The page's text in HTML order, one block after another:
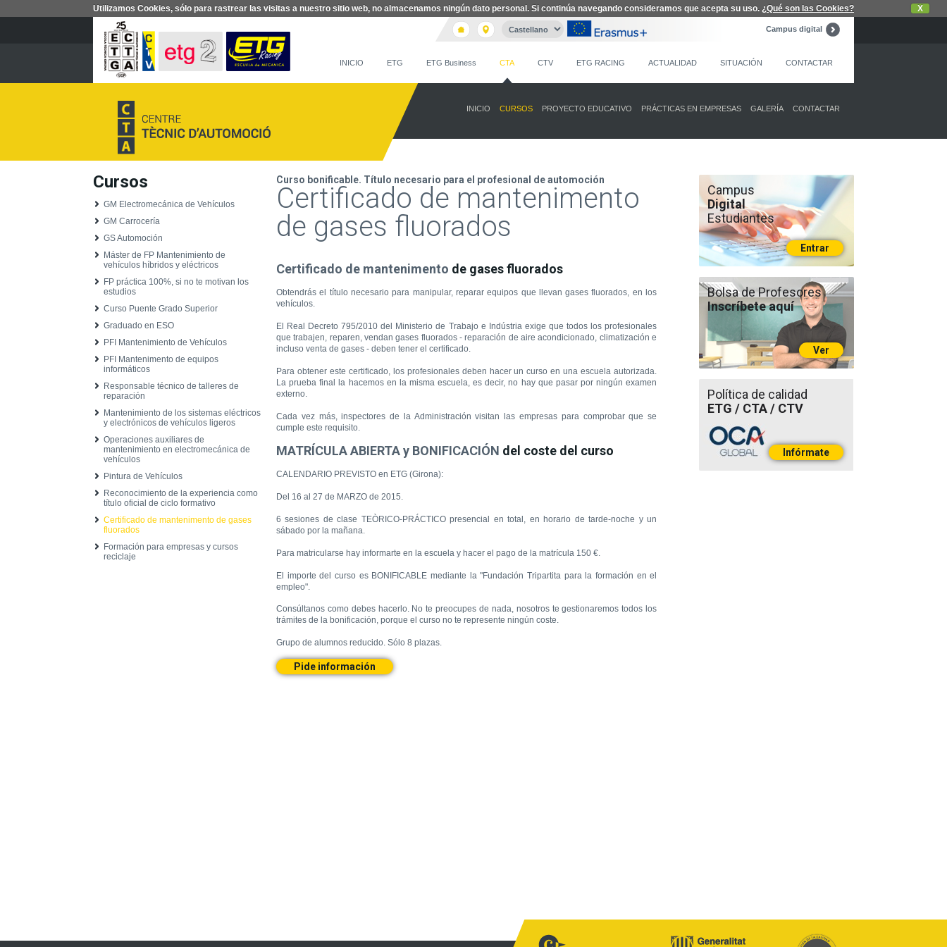
Utilizamos Cookies, sólo para rastrear las visitas a nuestro sitio web, no almacenamos ningún dato personal. Si continúa navegando consideramos que acepta su uso. X
¿Qué son las Cookies?
Campus digital
INICIO ETG ETG Business CTA CTV ETG RACING ACTUALIDAD SITUACIÓN CONTACTAR
INICIO CURSOS PROYECTO EDUCATIVO PRÁCTICAS EN EMPRESAS GALERÍA CONTACTAR
Cursos
GM Electromecánica de Vehículos
GM Carrocería
GS Automoción
Máster de FP Mantenimiento de
vehículos híbridos y eléctricos
FP práctica 100%, si no te motivan los
estudios
Curso Puente Grado Superior
Graduado en ESO
PFI Mantenimiento de Vehículos
PFI Mantenimento de equipos
informáticos
Responsable técnico de talleres de
reparación
Mantenimiento de los sistemas eléctricos
y electrónicos de vehículos ligeros
Operaciones auxiliares de
mantenimiento en electromecánica de
vehículos
Pintura de Vehículos
Reconocimiento de la experiencia como
título oficial de ciclo formativo
Certificado de mantenimento de gases
fluorados
Formación para empresas y cursos
reciclaje
Curso bonificable. Título necesario para el profesional de automoción
Certificado de mantenimento
de gases fluorados
Certificado de mantenimento de gases fluorados
Obtendrás el título necesario para manipular, reparar equipos que llevan gases fluorados, en los
vehículos.
El Real Decreto 795/2010 del Ministerio de Trabajo e Indústria exige que todos los profesionales
que trabajen, reparen, vendan gases fluorados - reparación de aire acondicionado, climatización e
incluso venta de gases - deben tener el certificado.
Para obtener este certificado, los profesionales deben hacer un curso en una escuela autorizada.
La prueba final la hacemos en la misma escuela, es decir, no hay que pasar por ningún examen
externo.
Cada vez más, inspectores de la Administración visitan las empresas para comprobar que se
cumple este requisito.
MATRÍCULA ABIERTA y BONIFICACIÓN del coste del curso
CALENDARIO PREVISTO en ETG (Girona):
Del 16 al 27 de MARZO de 2015.
6 sesiones de clase TEÒRICO-PRÁCTICO presencial en total, en horario de tarde-noche y un
sábado por la mañana.
Para matricularse hay informarte en la escuela y hacer el pago de la matrícula 150 €.
El importe del curso es BONIFICABLE mediante la "Fundación Tripartita para la formación en el
empleo".
Consúltanos como debes hacerlo. No te preocupes de nada, nosotros te gestionaremos todos los
trámites de la bonificación, porque el curso no te represente ningún coste.
Grupo de alumnos reducido. Sólo 8 plazas.
Pide información
Campus
Digital
Estudiantes
Entrar
Bolsa de Profesores
Inscríbete aquí
Ver
Política de calidad
ETG / CTA / CTV
Infórmate